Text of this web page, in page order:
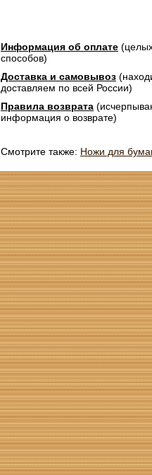
Информация об оплате
способов)
Доставка и самовывоз
доставляем по всей России)
Правила возврата
информация о возврате)
Смотрите также: Ножи для бумаг